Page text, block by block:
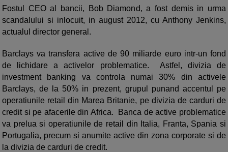
Fostul CEO al bancii, Bob Diamond, a fost demis in urma
scandalului si inlocuit, in august 2012, cu Anthony Jenkins,
actualul director general.
Barclays va transfera active de 90 miliarde euro intr-un fond
de lichidare a activelor problematice. Astfel, divizia de
investment banking va controla numai 30% din activele
Barclays, de la 50% in prezent, grupul punand accentul pe
operatiunile retail din Marea Britanie, pe divizia de carduri de
credit si pe afacerile din Africa. Banca de active problematice
va prelua si operatiunile de retail din Italia, Franta, Spania si
Portugalia, precum si anumite active din zona corporate si de
la divizia de carduri de credit.